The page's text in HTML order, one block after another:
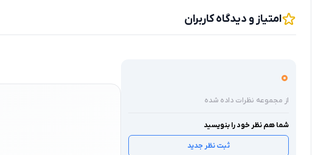
امتیاز و دیدگاه کاربران
0
از مجموعه نظرات داده شده
شما هم نظر خود را بنویسید
ثبت نظر جدید